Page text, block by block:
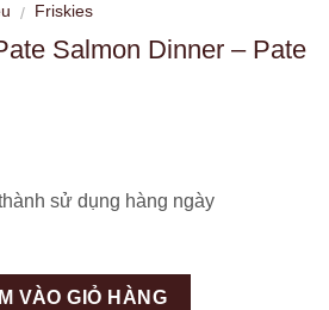
/ Friskies
Salmon Dinner – Pate
sử dụng hàng ngày
VÀO GIỎ HÀNG